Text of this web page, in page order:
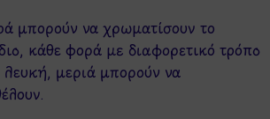
μπορούν να χρωματίσουν το
κάθε φορά με διαφορετικό τρόπο
μεριά μπορούν να